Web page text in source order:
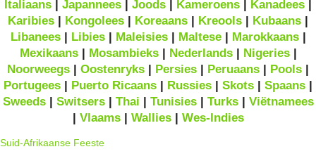
Italiaans | Japannees | Joods | Kameroens | Kanadees |
Karibies | Kongolees | Koreaans | Kreools | Kubaans |
Libanees| Libies| Maleisies| Maltese| Marokkaans|
Mexikaans| Mosambieks| Nederlands| Nigeries|
Noorweegs | Oostenryks | Persies | Peruaans | Pools |
Portugees | Puerto Ricaans | Russies | Skots | Spaans |
Sweeds| Switsers| Thai | Tunisies| Turks| Viëtnamees
| Vlaams| Wallies| Wes-Indies
Suid-Afrikaanse Feeste